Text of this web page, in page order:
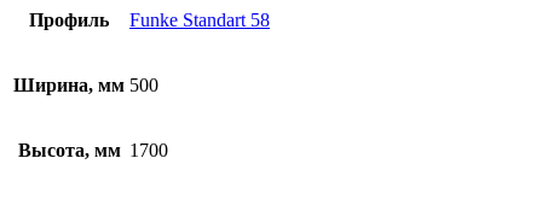
Профиль Funke Standart 58
Ширина, мм 500
Высота, мм 1700